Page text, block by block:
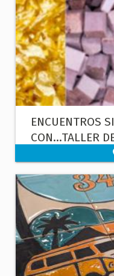
ENCUENTROS
CON...TALLER